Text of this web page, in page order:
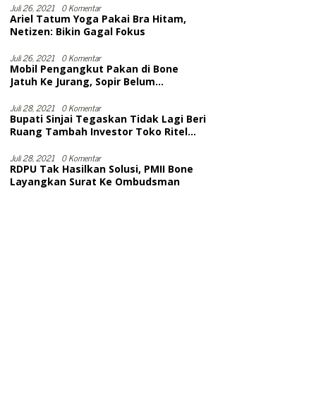
Juli 26, 2021 0 Komentar
Ariel Tatum Yoga Pakai Bra Hitam,
Netizen: Bikin Gagal Fokus
Juli 26, 2021 0 Komentar
Mobil Pengangkut Pakan di Bone
Jatuh Ke Jurang, Sopir Belum
Juli 28, 2021 0 Komentar
Bupati Sinjai Tegaskan Tidak Lagi Beri
Ruang Tambah Investor Toko Ritel
Juli 28, 2021 0 Komentar
RDPU Tak Hasilkan Solusi, PMII Bone
Layangkan Surat Ke Ombudsman